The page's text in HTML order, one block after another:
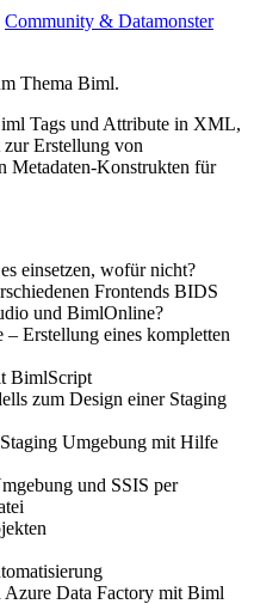
Community & Datamonster
Thema Biml.
Tags und Attribute in XML,
Erstellung von
Metadaten-Konstrukten für
einsetzen, wofür nicht?
Frontends BIDS
und BimlOnline?
Erstellung eines kompletten
BimlScript
zum Design einer Staging
Umgebung mit Hilfe
und SSIS per
Data Factory mit Biml